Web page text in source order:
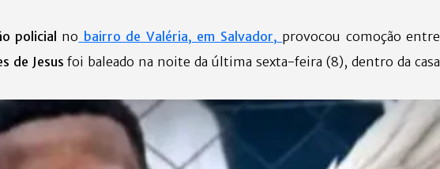
policial no bairro de Valéria, em Salvador, provocou comoção entre
de Jesus foi baleado na noite da última sexta-feira (8), dentro da casa